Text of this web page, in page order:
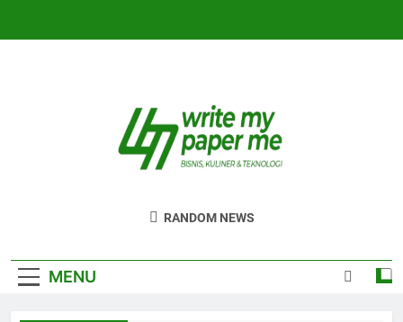
Bisnis, Kuliner, Teknologi
RANDOM NEWS
MENU